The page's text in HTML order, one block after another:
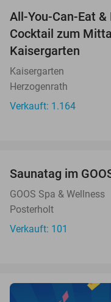
All-You-Can-Eat &
Cocktail zum
Kaisergarten
Kaisergarten
Herzogenrath
Verkauft: 1.164
TODAY
Saunatag im
GOOS Spa & Wellness
Posterholt
Verkauft: 101